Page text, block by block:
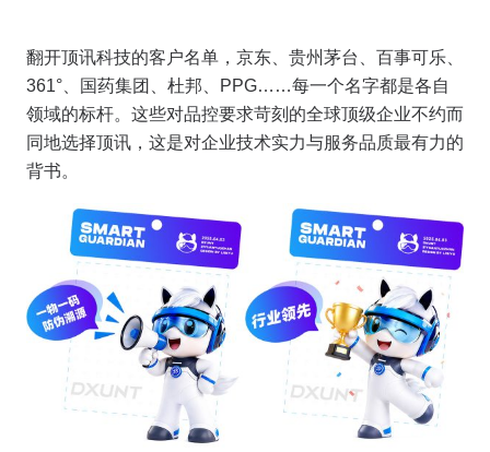
翻开顶讯科技的客户名单，京东、贵州茅台、百事可乐、
361°、国药集团、杜邦、PPG……每一个名字都是各自
领域的标杆。这些对品控要求苛刻的全球顶级企业不约而
同地选择顶讯，这是对企业技术实力与服务品质最有力的
背书。